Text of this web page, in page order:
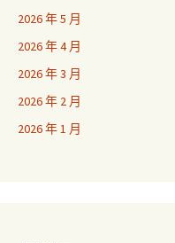
2026 年 5 月
2026 年 4 月
2026 年 3 月
2026 年 2 月
2026 年 1 月